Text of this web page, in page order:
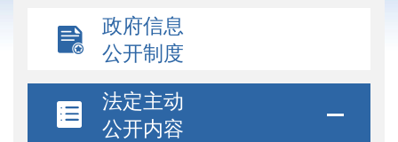
政府信息
公开制度
法定主动
公开内容